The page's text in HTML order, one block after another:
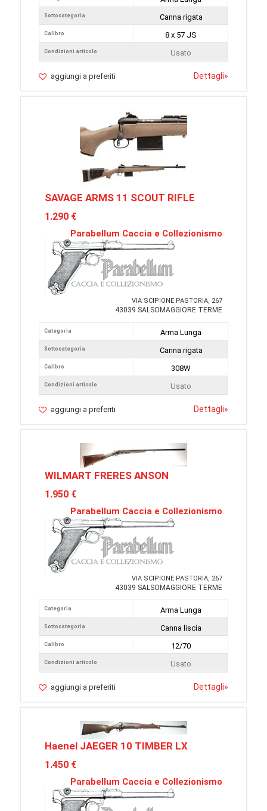
Sottocategoria
Calibro
Condizioni articolo
Canna rigata
8 x 57 JS
Usato
aggiungi a preferiti Dettagli»
SAVAGE ARMS 11 SCOUT RIFLE
1.290 €
Parabellum Caccia e Collezionismo
VIA SCIPIONE PASTORIA, 267
43039 SALSOMAGGIORE TERME
Categoria
Sottocategoria
Calibro
Condizioni articolo
Arma Lunga
Canna rigata
308W
Usato
aggiungi a preferiti Dettagli»
WILMART FRERES ANSON
1.950 €
Parabellum Caccia e Collezionismo
VIA SCIPIONE PASTORIA, 267
43039 SALSOMAGGIORE TERME
Categoria
Sottocategoria
Calibro
Condizioni articolo
Arma Lunga
Canna liscia
12/70
Usato
aggiungi a preferiti Dettagli»
Haenel JAEGER 10 TIMBER LX
1.450 €
Parabellum Caccia e Collezionismo